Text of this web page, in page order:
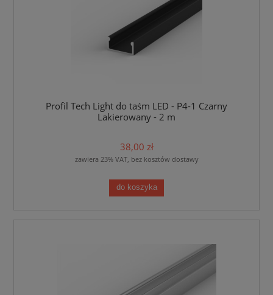
Profil Tech Light do taśm LED - P4-1 Czarny
Lakierowany - 2 m
38,00 zł
zawiera 23% VAT, bez kosztów dostawy
do koszyka